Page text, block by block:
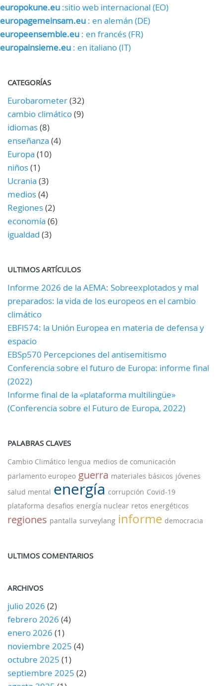
europokune.eu :sitio web internacional (EO)
europagemeinsam.eu : en alemán (DE)
europeensemble.eu : en francés (FR)
europainsieme.eu : en italiano (IT)
CATEGORÍAS
Eurobarometer(32)
cambio climático(9)
idiomas(8)
enseñanza (4)
Europa (10)
niños(1)
Ucrania (3)
medios(4)
Regiones(2)
economía (6)
igualdad (3)
ULTIMOS ARTÍCULOS
Informe 2026 de la AEMA: Sobreexplotados y mal
preparados: la vida de los europeos en el cambio
climático
EBFl574: la Unión Europea en materia de defensa y
espacio
EBSp570 Percepciones del antisemitismo
Conferencia sobre el futuro de Europa: informe final
(2022)
Informe final de la «plataforma multilingüe»
(Conferencia sobre el Futuro de Europa, 2022)
PALABRAS CLAVES
Cambio Climático lengua medios de comunicación
parlamento europeo guerra materiales básicos jóvenes
salud mental energía corrupción Covid-19
plataforma desafios energía nuclear retos energéticos
regiones pantalla surveylang informe democracia
ULTIMOS COMENTARIOS
ARCHIVOS
julio 2026 (2)
febrero 2026 (4)
enero 2026 (1)
noviembre 2025 (4)
octubre 2025 (1)
septiembre 2025 (2)